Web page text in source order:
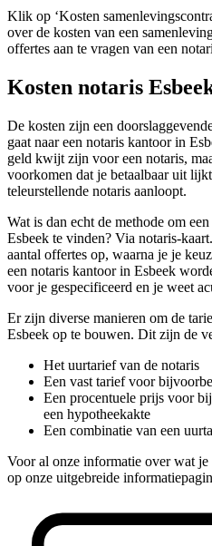
Klik op ‘Kosten
over de kosten van een
offertes aan te vragen van een
Kosten notaris
De kosten zijn een
gaat naar een notaris kantoor in
geld kwijt zijn voor een notaris,
voorkomen dat je betaalbaar uit
teleurstellende notaris aanloopt.
Wat is dan echt de methode om
Esbeek te vinden? Via notaris-
aantal offertes op, waarna je je
een notaris kantoor in Esbeek
voor je gespecificeerd en je weet
Er zijn diverse manieren om de
Esbeek op te bouwen. Dit zijn de
Het uurtarief van de notaris
Een vast tarief voor
Een procentuele prijs voor
een hypotheekakte
Een combinatie van een
Voor al onze informatie over wat
op onze uitgebreide